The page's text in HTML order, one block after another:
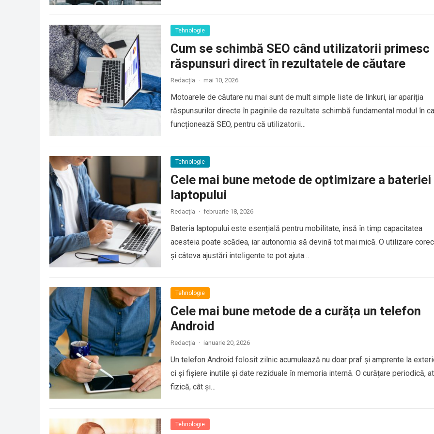
Tehnologie
Cum se schimbă SEO când utilizatorii primesc
răspunsuri direct în rezultatele de căutare
Redacția · mai 10, 2026
Motoarele de căutare nu mai sunt de mult simple liste de linkuri, iar apariția
răspunsurilor directe în paginile de rezultate schimbă fundamental modul în
funcționează SEO, pentru că utilizatorii…
Tehnologie
Cele mai bune metode de optimizare a bateriei
laptopului
Redacția · februarie 18, 2026
Bateria laptopului este esențială pentru mobilitate, însă în timp capacitatea
acesteia poate scădea, iar autonomia să devină tot mai mică. O utilizare
și câteva ajustări inteligente te pot ajuta…
Tehnologie
Cele mai bune metode de a curăța un telefon
Android
Redacția · ianuarie 20, 2026
Un telefon Android folosit zilnic acumulează nu doar praf și amprente la
ci și fișiere inutile și date reziduale în memoria internă. O curățare periodică,
fizică, cât și…
Tehnologie